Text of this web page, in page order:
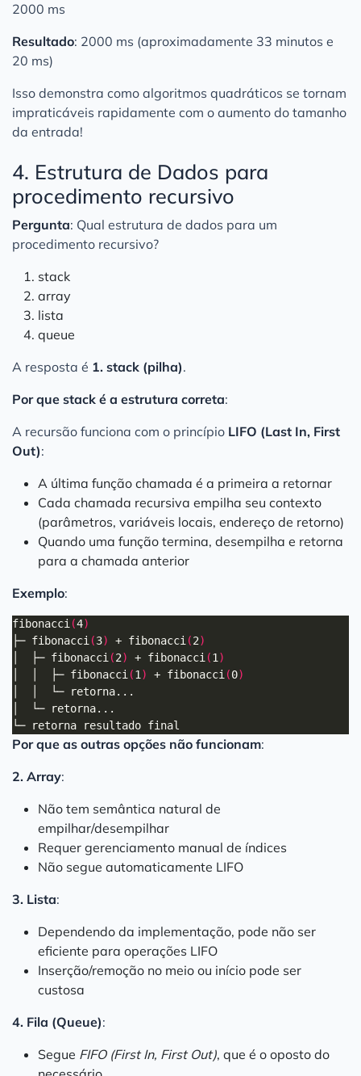
2000 ms
Resultado: 2000 ms (aproximadamente 33 minutos e
20 ms)
Isso demonstra como algoritmos quadráticos se tornam
impraticáveis rapidamente com o aumento do tamanho
da entrada!
4. Estrutura de Dados para
procedimento recursivo
Pergunta: Qual estrutura de dados para um
procedimento recursivo?
stack
array
lista
queue
A resposta é 1. stack (pilha).
Por que stack é a estrutura correta:
A recursão funciona com o princípio LIFO (Last In, First
Out):
A última função chamada é a primeira a retornar
Cada chamada recursiva empilha seu contexto
(parâmetros, variáveis locais, endereço de retorno)
Quando uma função termina, desempilha e retorna
para a chamada anterior
Exemplo:
fibonacci (4)
├─ fibonacci (3) + fibonacci (2)
│  ├─ fibonacci (2) + fibonacci (1 )
│  │  ├─ fibonacci (1 ) + fibonacci (0)
Por que as outras opções não funcionam:
2. Array:
Não tem semântica natural de
empilhar/desempilhar
Requer gerenciamento manual de índices
Não segue automaticamente LIFO
3. Lista:
Dependendo da implementação, pode não ser
eficiente para operações LIFO
Inserção/remoção no meio ou início pode ser
custosa
4. Fila (Queue):
Segue FIFO (First In, First Out), que é o oposto do